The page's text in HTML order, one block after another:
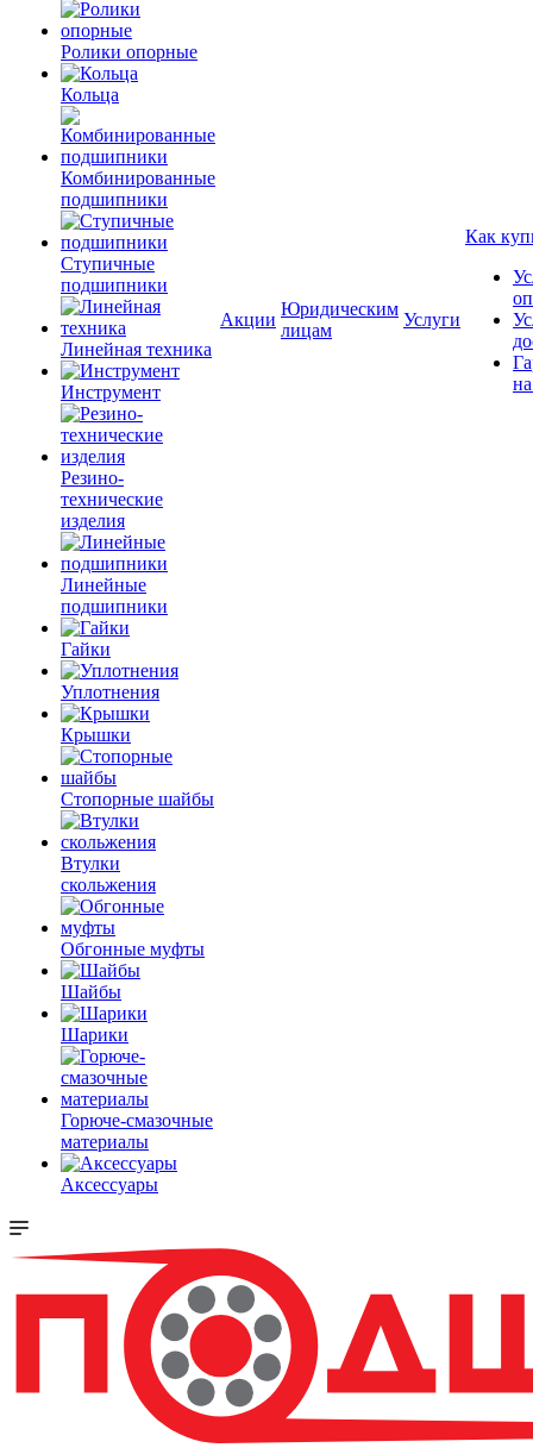
Ролики опорные
Кольца
Комбинированные
подшипники
Ступичные
подшипники
Линейная техника
Инструмент
Резино-
технические
изделия
Линейные
подшипники
Гайки
Уплотнения
Крышки
Стопорные шайбы
Втулки
скольжения
Обгонные муфты
Шайбы
Шарики
Горюче-смазочные
материалы
Аксессуары
Акции
Юридическим
лицам
Услуги
Как